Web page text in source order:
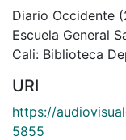
Diario Occidente
Escuela General
Cali: Biblioteca
URI
https://
5855